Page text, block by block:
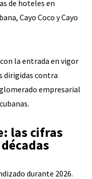
de hoteles en
Cayo Coco y Cayo
la entrada en vigor
dirigidas contra
empresarial
las cifras
durante 2026.